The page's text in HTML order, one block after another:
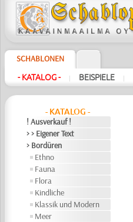
SCHABLONEN
- KATALOG - | BEISPIELE |
- KATALOG -
! Ausverkauf !
> > Eigener Text
> Bordüren
Ethno
Fauna
Flora
Kindliche
Klassik und Modern
Meer